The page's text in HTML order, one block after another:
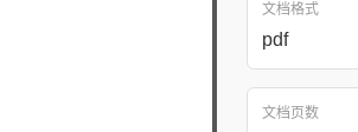
文档格式
pdf
文档页数